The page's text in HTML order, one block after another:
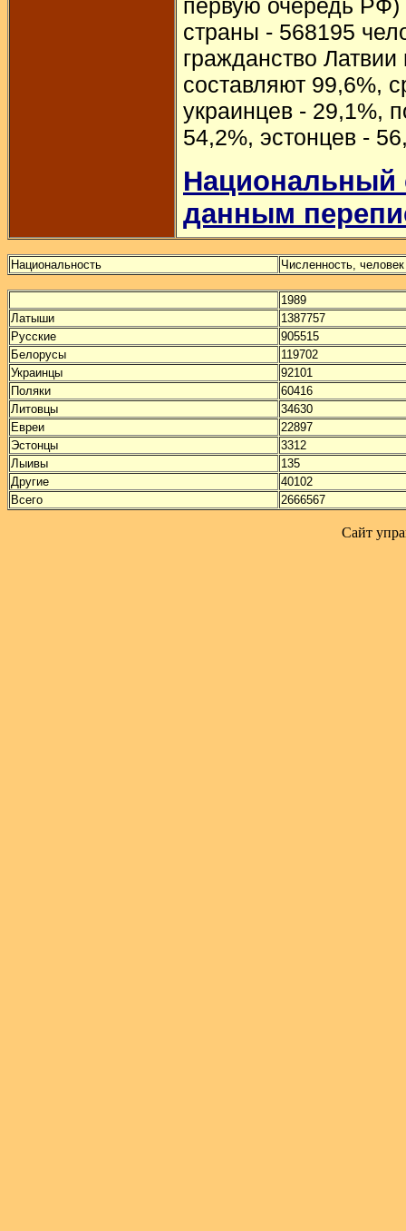
первую очередь РФ)
страны - 568195
гражданство
составляют 99,6%,
украинцев - 29,1%,
54,2%, эстонцев -
Национальный
данным
Национальность Численность, человек
1989
Латыши
1387757
Русские
905515
Белорусы
119702
Украинцы
92101
Поляки
60416
Литовцы
34630
Евреи
22897
Эстонцы
3312
Лыивы
135
Другие
40102
Всего
2666567
Сайт